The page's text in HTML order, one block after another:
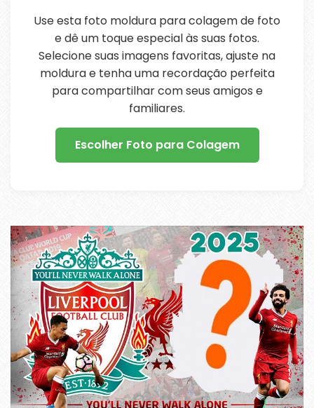
Use esta foto moldura para colagem de foto
e dê um toque especial às suas fotos.
Selecione suas imagens favoritas, ajuste na
moldura e tenha uma recordação perfeita
para compartilhar com seus amigos e
familiares.
Escolher Foto para Colagem